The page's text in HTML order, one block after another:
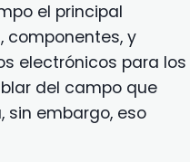
el principal
componentes, y
electrónicos para los
del campo que
sin embargo, eso